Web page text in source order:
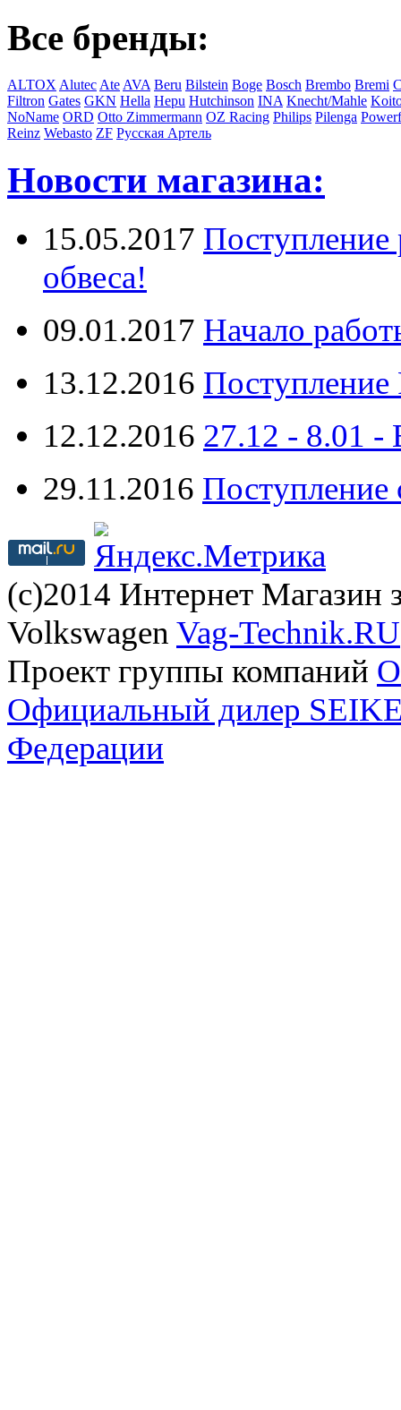
Все бренды:
ALTOX Alutec Ate AVA Beru Bilstein Boge Bosch Brembo Bremi
Filtron Gates GKN Hella Hepu Hutchinson INA Knecht/Mahle
NoName ORD Otto Zimmermann OZ Racing Philips Pilenga
Reinz Webasto ZF Русская Артель
Новости магазина:
15.05.2017 Поступление
обвеса!
09.01.2017 Начало
13.12.2016 Поступление
12.12.2016 27.12 -
29.11.2016 Поступление
(с)2014 Интернет Магазин
Volkswagen Vag-Technik.RU
Проект группы компаний
Официальный дилер
Федерации